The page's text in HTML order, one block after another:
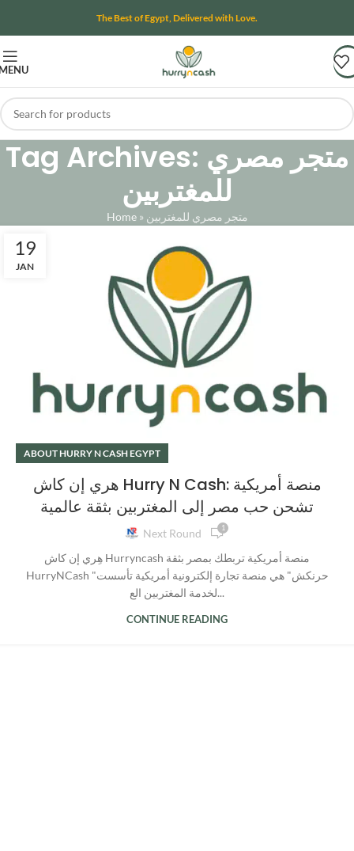
The Best of Egypt, Delivered with Love.
Tag Archives: متجر مصري
للمغتربين
Home» متجر مصري للمغتربين
19
JAN
ABOUT HURRY N CASH EGYPT
هري إن كاش Hurry N Cash: منصة أمريكية
تشحن حب مصر إلى المغتربين بثقة عالمية
Next Round 1
هِري إن كاش Hurryncash منصة أمريكية تربطك بمصر بثقة
HurryNCash "حرنكش" هي منصة تجارة إلكترونية أمريكية تأسست
لخدمة المغتربين الع...
CONTINUE READING